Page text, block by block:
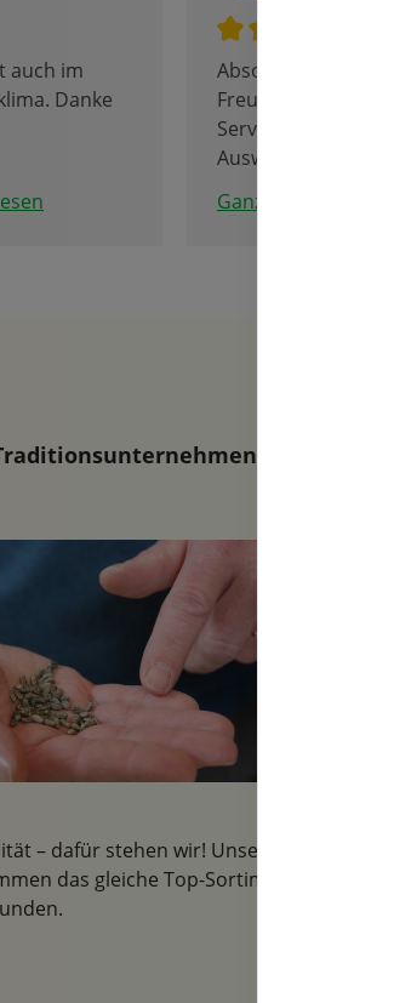
auch im
Danke
Absolut
Freundlicher und
Service, tolle
Auswahl! Wir
Ganze Bewertung
in der 6.
– dafür stehen wir! Unsere
das gleiche Top-Sortiment